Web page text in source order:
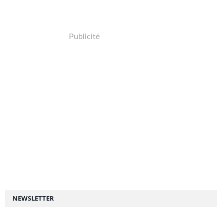
NEWSLETTER
Publicité